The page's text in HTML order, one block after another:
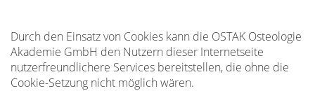
Durch den Einsatz von Cookies kann die OSTAK Osteologie
Akademie GmbH den Nutzern dieser Internetseite
nutzerfreundlichere Services bereitstellen, die ohne die
Cookie-Setzung nicht möglich wären.